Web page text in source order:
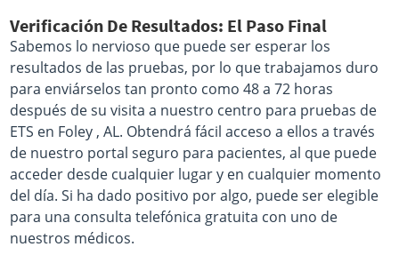
Verificación De Resultados: El Paso Final
Sabemos lo nervioso que puede ser esperar los
resultados de las pruebas, por lo que trabajamos duro
para enviárselos tan pronto como 48 a 72 horas
después de su visita a nuestro centro para pruebas de
ETS en Foley , AL. Obtendrá fácil acceso a ellos a través
de nuestro portal seguro para pacientes, al que puede
acceder desde cualquier lugar y en cualquier momento
del día. Si ha dado positivo por algo, puede ser elegible
para una consulta telefónica gratuita con uno de
nuestros médicos.